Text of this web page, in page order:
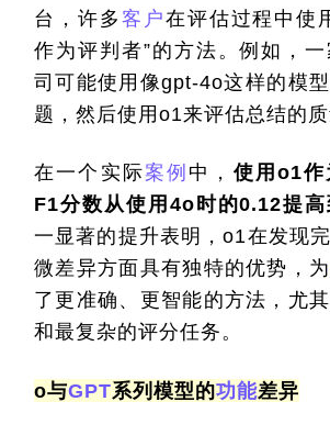
台，许多 客户在评估过程中使
作为评判者”的方法。例如，
司可能使用像gpt-4o这样的模
题，然后使用o1来评估总结的质
在一个实际案例 中， 使用o1作
F1分数从使用4o时的0.12提
一显著的提升表明，o1在发现
微差异方面具有独特的优势，为
了更准确、更智能的方法，尤
和最复杂的评分任务。
o与GPT系列模型的功能差异